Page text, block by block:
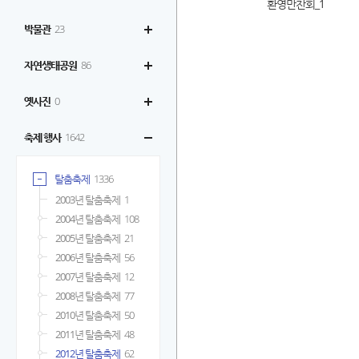
박물관 23
자연생태공원 86
옛사진 0
축제 행사 1642
탈춤축제 1336
2003년 탈춤축제 1
2004년 탈춤축제 108
2005년 탈춤축제 21
2006년 탈춤축제 56
2007년 탈춤축제 12
2008년 탈춤축제 77
2010년 탈춤축제 50
2011년 탈춤축제 48
2012년 탈춤축제 62
환영만찬회_1